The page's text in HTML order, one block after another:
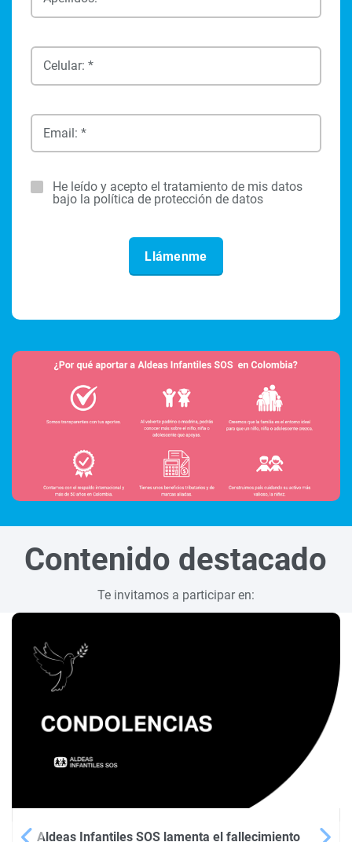
Celular: *
Email: *
He leído y acepto el tratamiento de mis datos
bajo la política de protección de datos
Contenido destacado
Te invitamos a participar en:
Aldeas Infantiles SOS lamenta el fallecimiento